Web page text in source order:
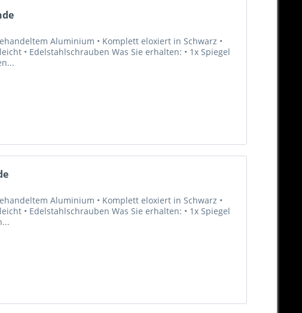
Aluminium • Komplett eloxiert in Schwarz •
• Edelstahlschrauben Was Sie erhalten: • 1x Spiegel
Aluminium • Komplett eloxiert in Schwarz •
• Edelstahlschrauben Was Sie erhalten: • 1x Spiegel